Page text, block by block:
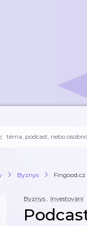
Byznys Fingood.cz
Byznys, Investování